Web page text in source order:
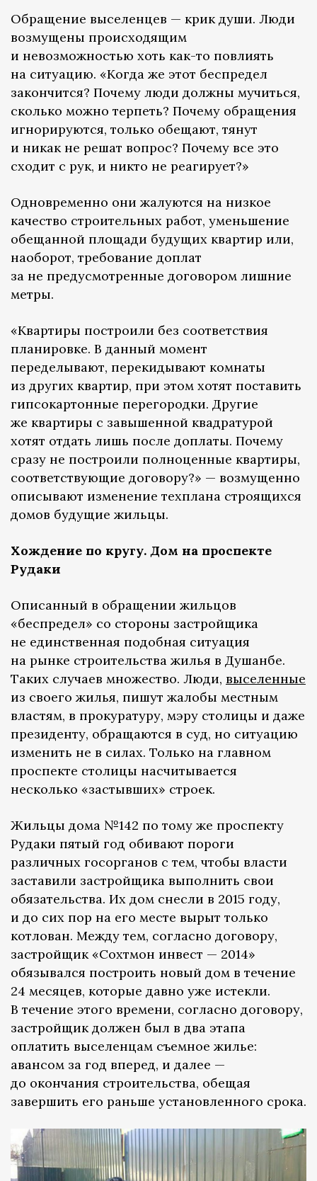
Обращение выселенцев — крик души. Люди
возмущены происходящим
и невозможностью хоть как-то повлиять
на ситуацию. «Когда же этот беспредел
закончится? Почему люди должны мучиться,
сколько можно терпеть? Почему обращения
игнорируются, только обещают, тянут
и никак не решат вопрос? Почему все это
сходит с рук, и никто не реагирует?»
Одновременно они жалуются на низкое
качество строительных работ, уменьшение
обещанной площади будущих квартир или,
наоборот, требование доплат
за не предусмотренные договором лишние
метры.
«Квартиры построили без соответствия
планировке. В данный момент
переделывают, перекидывают комнаты
из других квартир, при этом хотят поставить
гипсокартонные перегородки. Другие
же квартиры с завышенной квадратурой
хотят отдать лишь после доплаты. Почему
сразу не построили полноценные квартиры,
соответствующие договору?» — возмущенно
описывают изменение техплана строящихся
домов будущие жильцы.
Хождение по кругу. Дом на проспекте
Рудаки
Описанный в обращении жильцов
«беспредел» со стороны застройщика
не единственная подобная ситуация
на рынке строительства жилья в Душанбе.
Таких случаев множество. Люди, выселенные
из своего жилья, пишут жалобы местным
властям, в прокуратуру, мэру столицы и даже
президенту, обращаются в суд, но ситуацию
изменить не в силах. Только на главном
проспекте столицы насчитывается
несколько «застывших» строек.
Жильцы дома №142 по тому же проспекту
Рудаки пятый год обивают пороги
различных госорганов с тем, чтобы власти
заставили застройщика выполнить свои
обязательства. Их дом снесли в 2015 году,
и до сих пор на его месте вырыт только
котлован. Между тем, согласно договору,
застройщик «Сохтмон инвест — 2014»
обязывался построить новый дом в течение
24 месяцев, которые давно уже истекли.
В течение этого времени, согласно договору,
застройщик должен был в два этапа
оплатить выселенцам съемное жилье:
авансом за год вперед, и далее —
до окончания строительства, обещая
завершить его раньше установленного срока.